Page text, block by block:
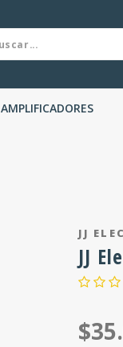
AMPLIFICADORES
JJ
JJ